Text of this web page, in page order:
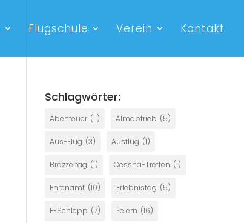
Flugschule Verein Kontakt
Schlagwörter:
Abenteuer (11) Almabtrieb (5)
Aus-Flug (3) Ausflug (1)
Brazzeltag (1) Cessna-Treffen (1)
Ehrenamt (10) Erlebnistag (5)
F-Schlepp (7) Feiern (16)